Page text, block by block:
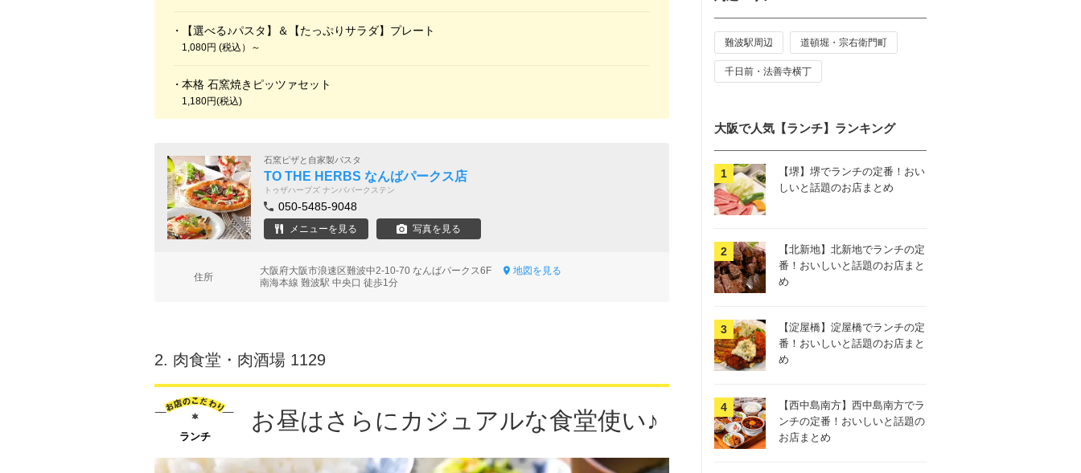
【選べる♪パスタ】＆【たっぷりサラダ】プレート
1,080円 (税込）～
本格 石窯焼きピッツァセット
1,180円(税込)
石窯ピザと自家製パスタ
TO THE HERBS なんばパークス店
トゥザハーブズ ナンバパークステン
050-5485-9048
メニューを見る 写真を見る
住所
大阪府大阪市浪速区難波中2-10-70 なんばパークス6F
地図を見る
南海本線 難波駅 中央口 徒歩1分
2. 肉食堂・肉酒場 1129
ランチ
お昼はさらにカジュアルな食堂使い♪
難波駅周辺 道頓堀・宗右衛門町
千日前・法善寺横丁
大阪で人気【ランチ】ランキング
【堺】堺でランチの定番！おい
しいと話題のお店まとめ
【北新地】北新地でランチの定
番！おいしいと話題のお店まと
め
【淀屋橋】淀屋橋でランチの定
番！おいしいと話題のお店まと
め
【西中島南方】西中島南方でラ
ンチの定番！おいしいと話題の
お店まとめ